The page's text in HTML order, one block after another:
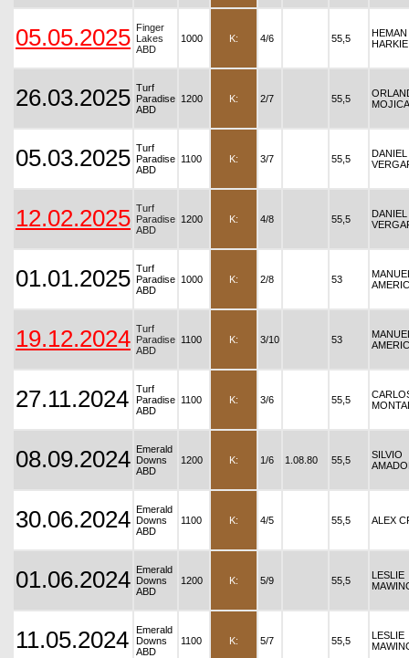
05.05.2025 Finger
Lakes
ABD
1000 K: 4/6 55,5
HEMAN
HARKIE
26.03.2025 Turf
Paradise
ABD
1200 K: 2/7 55,5
MOJICA
05.03.2025 Turf
Paradise
ABD
1100 K: 3/7 55,5
DANIEL
12.02.2025 Turf
Paradise
ABD
1200 K: 4/8 55,5
DANIEL
01.01.2025 Turf
Paradise
ABD
1000 K: 2/8 53
19.12.2024 Turf
Paradise
ABD
1100 K: 3/10 53
27.11.2024
Turf
Paradise
ABD
1100 K: 3/6 55,5
08.09.2024 Emerald
Downs
ABD
1200 K: 1/6 1.08.80 55,5
SILVIO
30.06.2024 Emerald
Downs
ABD
1100 K: 4/5 55,5 ALEX
01.06.2024 Emerald
Downs
ABD
1200 K: 5/9 55,5
LESLIE
11.05.2024
Emerald
Downs
ABD
1100 K: 5/7 55,5
LESLIE